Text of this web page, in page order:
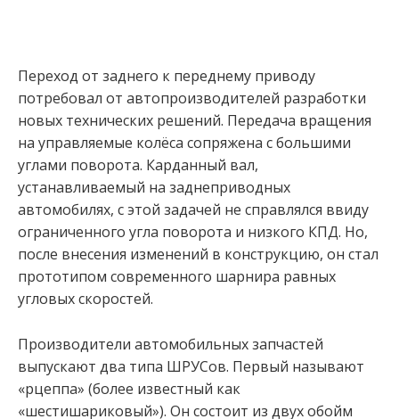
Переход от заднего к переднему приводу
потребовал от автопроизводителей разработки
новых технических решений. Передача вращения
на управляемые колёса сопряжена с большими
углами поворота. Карданный вал,
устанавливаемый на заднеприводных
автомобилях, с этой задачей не справлялся ввиду
ограниченного угла поворота и низкого КПД. Но,
после внесения изменений в конструкцию, он стал
прототипом современного шарнира равных
угловых скоростей.
Производители автомобильных запчастей
выпускают два типа ШРУСов. Первый называют
«рцеппа» (более известный как
«шестишариковый»). Он состоит из двух обойм